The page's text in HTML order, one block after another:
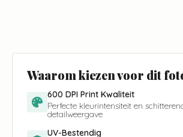
Waarom kiezen voor dit
600 DPI Print Kwaliteit
Perfecte kleurintensiteit en
detailweergave
UV-Bestendig